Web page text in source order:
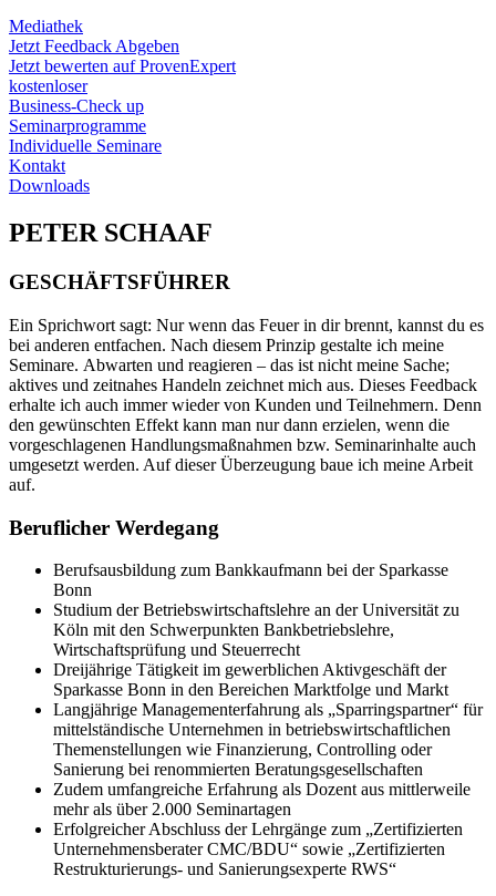
Mediathek
Jetzt Feedback Abgeben
Jetzt bewerten auf ProvenExpert
kostenloser
Business-Check up
Seminarprogramme
Individuelle Seminare
Kontakt
Downloads
PETER SCHAAF
GESCHÄFTSFÜHRER
Ein Sprichwort sagt: Nur wenn das Feuer in dir brennt, kannst du es
bei anderen entfachen. Nach diesem Prinzip gestalte ich meine
Seminare. Abwarten und reagieren – das ist nicht meine Sache;
aktives und zeitnahes Handeln zeichnet mich aus. Dieses Feedback
erhalte ich auch immer wieder von Kunden und Teilnehmern. Denn
den gewünschten Effekt kann man nur dann erzielen, wenn die
vorgeschlagenen Handlungsmaßnahmen bzw. Seminarinhalte auch
umgesetzt werden. Auf dieser Überzeugung baue ich meine Arbeit
auf.
Beruflicher Werdegang
Berufsausbildung zum Bankkaufmann bei der Sparkasse
Bonn
Studium der Betriebswirtschaftslehre an der Universität zu
Köln mit den Schwerpunkten Bankbetriebslehre,
Wirtschaftsprüfung und Steuerrecht
Dreijährige Tätigkeit im gewerblichen Aktivgeschäft der
Sparkasse Bonn in den Bereichen Marktfolge und Markt
Langjährige Managementerfahrung als „Sparringspartner“ für
mittelständische Unternehmen in betriebswirtschaftlichen
Themenstellungen wie Finanzierung, Controlling oder
Sanierung bei renommierten Beratungsgesellschaften
Zudem umfangreiche Erfahrung als Dozent aus mittlerweile
mehr als über 2.000 Seminartagen
Erfolgreicher Abschluss der Lehrgänge zum „Zertifizierten
Unternehmensberater CMC/BDU“ sowie „Zertifizierten
Restrukturierungs- und Sanierungsexperte RWS“